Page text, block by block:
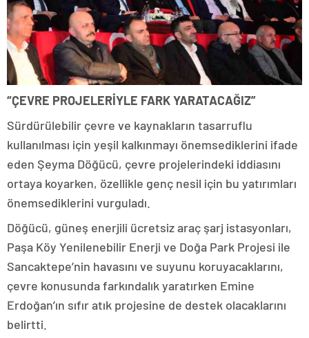
“ÇEVRE PROJELERİYLE FARK YARATACAĞIZ”
Sürdürülebilir çevre ve kaynakların tasarruflu
kullanılması için yeşil kalkınmayı önemsediklerini ifade
eden Şeyma Döğücü, çevre projelerindeki iddiasını
ortaya koyarken, özellikle genç nesil için bu yatırımları
önemsediklerini vurguladı.
Döğücü, güneş enerjili ücretsiz araç şarj istasyonları,
Paşa Köy Yenilenebilir Enerji ve Doğa Park Projesi ile
Sancaktepe’nin havasını ve suyunu koruyacaklarını,
çevre konusunda farkındalık yaratırken Emine
Erdoğan’ın sıfır atık projesine de destek olacaklarını
belirtti.